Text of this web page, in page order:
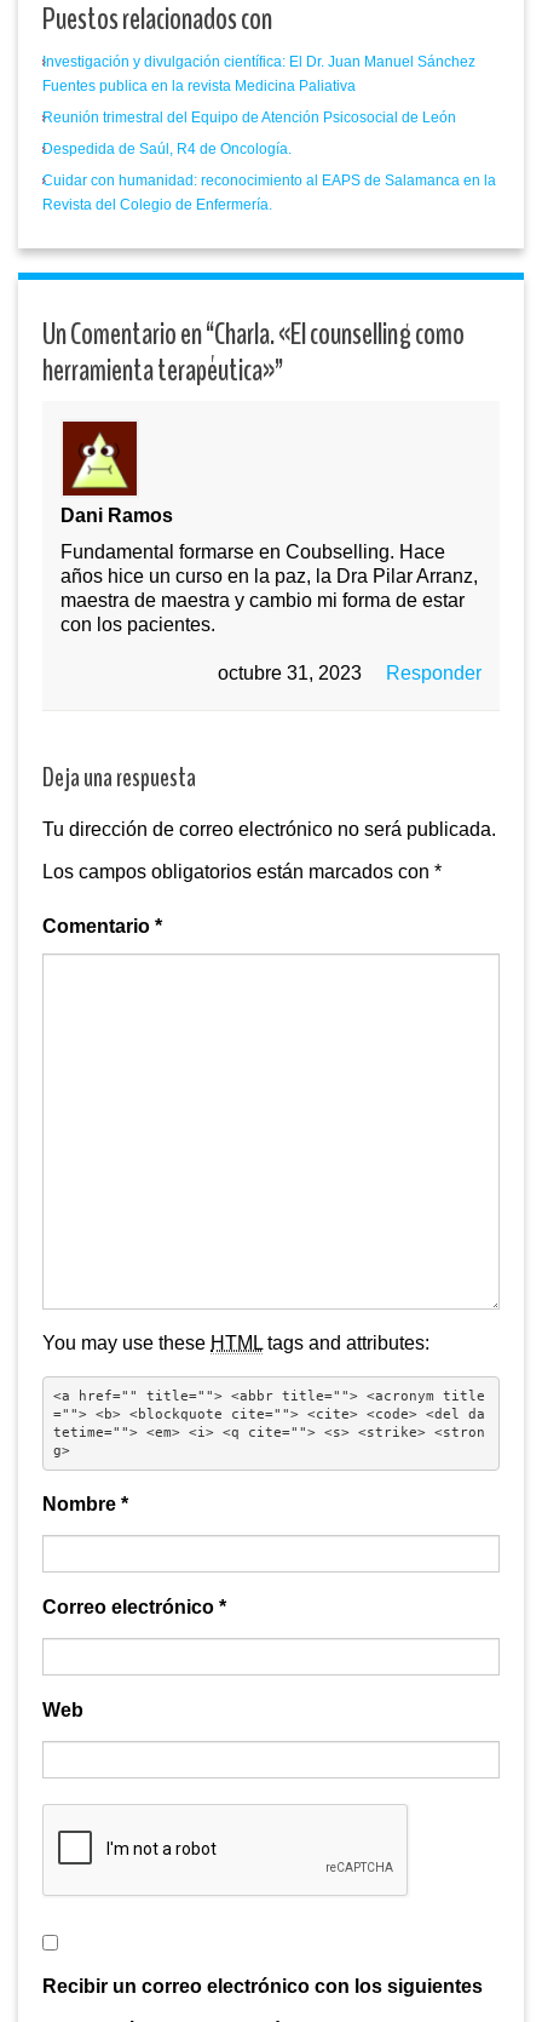
Puestos relacionados con
Investigación y divulgación científica: El Dr. Juan Manuel Sánchez
Fuentes publica en la revista Medicina Paliativa
Reunión trimestral del Equipo de Atención Psicosocial de León
Despedida de Saúl, R4 de Oncología.
Cuidar con humanidad: reconocimiento al EAPS de Salamanca en la
Revista del Colegio de Enfermería.
Un Comentario en “Charla. «El counselling como
herramienta terapéutica»”
Dani Ramos
Fundamental formarse en Coubselling. Hace
años hice un curso en la paz, la Dra Pilar Arranz,
maestra de maestra y cambio mi forma de estar
con los pacientes.
Responder
octubre 31, 2023
Deja una respuesta
Tu dirección de correo electrónico no será publicada.
Los campos obligatorios están marcados con *
Comentario *
You may use these HTML tags and attributes:
<a href="" title=""> <abbr title=""> <acronym title
=""> <b> <blockquote cite=""> <cite> <code> <del da
tetime=""> <em> <i> <q cite=""> <s> <strike> <stron
g>
Nombre *
Correo electrónico *
Web
Recibir un correo electrónico con los siguientes